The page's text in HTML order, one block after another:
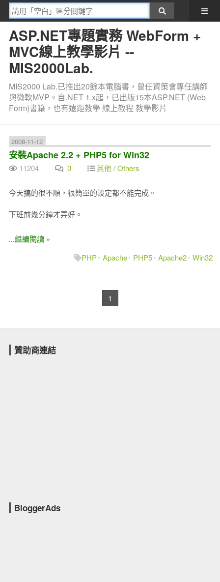
ASP.NET專題實務 WebForm +
MVC線上教學影片 --
MIS2000Lab.
MIS2000 Lab.已推出20餘本電腦書，曾任資策會專任講師
與微軟MVP。自.NET 1.x起，已出版15本ASP.NET (Web
Form)書籍，也有遠距教學 線上教程 教學影片
2008-11-12
安裝Apache 2.2 + PHP5 for Win32
11204 0 其他 / Others
今天搞的很不順，很簡單的設定都不能完成。
下班前幾分鐘才弄好。
...繼續閱讀 »
PHP Apache PHP5 Apache2 Win32
1
贊助商連結
BloggerAds